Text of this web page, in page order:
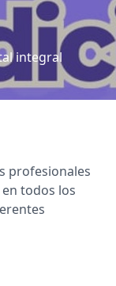
integral
profesionales
todos los